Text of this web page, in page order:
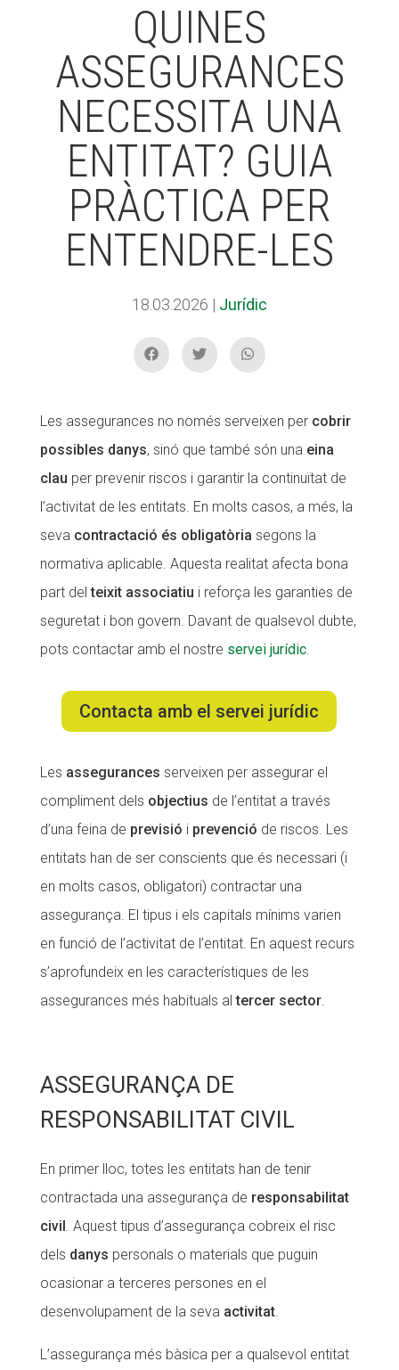
QUINES
ASSEGURANCES
NECESSITA UNA
ENTITAT? GUIA
PRÀCTICA PER
ENTENDRE-LES
18.03.2026 | Jurídic
Les assegurances no només serveixen per cobrir
possibles danys, sinó que també són una eina
clau per prevenir riscos i garantir la continuïtat de
l’activitat de les entitats. En molts casos, a més, la
seva contractació és obligatòria segons la
normativa aplicable. Aquesta realitat afecta bona
part delteixit associatiu i reforça les garanties de
seguretat i bon govern. ​Davant de qualsevol dubte,
pots contactar amb el nostre servei jurídic.
Contacta amb el servei jurídic
Les assegurances serveixen per assegurar el
compliment dels objectius de l’entitat a través
d’una feina de previsió i prevenció de riscos. Les
entitats han de ser conscients que és necessari (i
en molts casos, obligatori) contractar una
assegurança. El tipus i els capitals mínims varien
en funció de l’activitat de l’entitat. En aquest recurs
s’aprofundeix en les característiques de les
assegurances més habituals altercer sector.
ASSEGURANÇA DE
RESPONSABILITAT CIVIL
En primer lloc, totes les entitats han de tenir
contractada una assegurança de responsabilitat
civil. Aquest tipus d’assegurança cobreix el risc
dels danys personals o materials que puguin
ocasionar a terceres persones en el
desenvolupament de la seva activitat.
L’assegurança més bàsica per a qualsevol entitat
ACCIÓ SOCIAL I JOVES
ESPLAIS
SUPORT TERCER SECTOR
CONEIX FUNDESPLAI
La Fundació
L'equip
Missió i valors
Els comptes clars
Proposta educativa
ACTUALITAT
Notícies
Diari de la Fundació
Fundesplai als mitjans
Xarxes socials
COL·LABORA
Fes voluntariat
Fes un donatiu
ACCIÓ SOCIAL I JOVES
ESPLAIS
SUPORT TERCER SECTOR
CONEIX FUNDESPLAI
La Fundació
L'equip
Missió i valors
Els comptes clars
Proposta educativa
ACTUALITAT
Notícies
Diari de la Fundació
Fundesplai als mitjans
Xarxes socials
COL·LABORA
Fes voluntariat
Fes un donatiu